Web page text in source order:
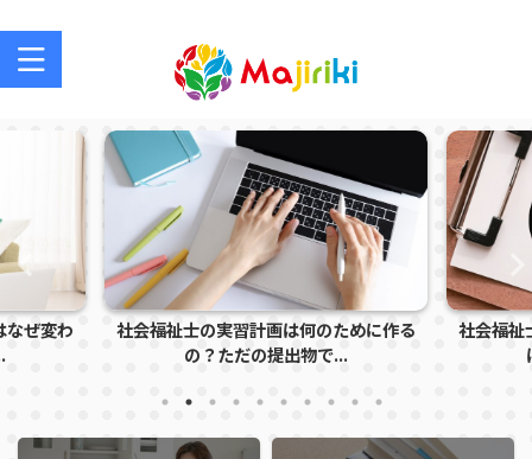
なぜ変わ
社会福祉士の実習計画は何のために作る
の？ただの提出物で...
社会福祉